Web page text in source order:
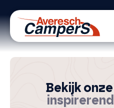
Bekijk